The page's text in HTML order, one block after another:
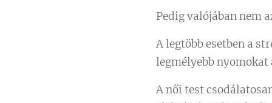
Pedig valójában nem
A legtöbb esetben a
legmélyebb nyomokat
A női test